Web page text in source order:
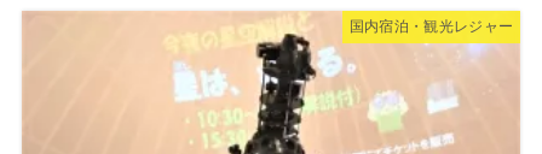
国内宿泊・観光レジャー